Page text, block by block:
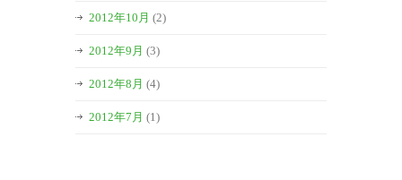
2012年10月 (2)
2012年9月 (3)
2012年8月 (4)
2012年7月 (1)